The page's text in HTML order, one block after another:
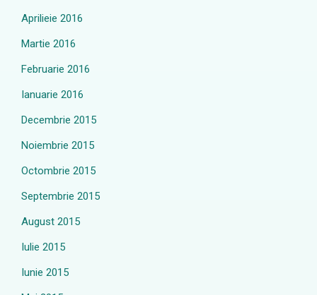
Aprilieie 2016
Martie 2016
Februarie 2016
Ianuarie 2016
Decembrie 2015
Noiembrie 2015
Octombrie 2015
Septembrie 2015
August 2015
Iulie 2015
Iunie 2015